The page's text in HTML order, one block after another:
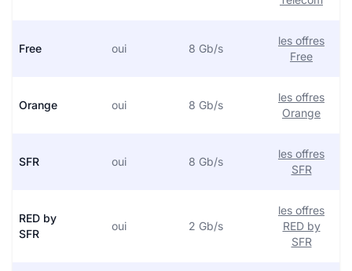
Free oui 8 Gb/s
les offres
Free
Orange oui 8 Gb/s
les offres
Orange
SFR oui 8 Gb/s
les offres
SFR
RED by
SFR
oui 2 Gb/s
les offres
RED by
SFR